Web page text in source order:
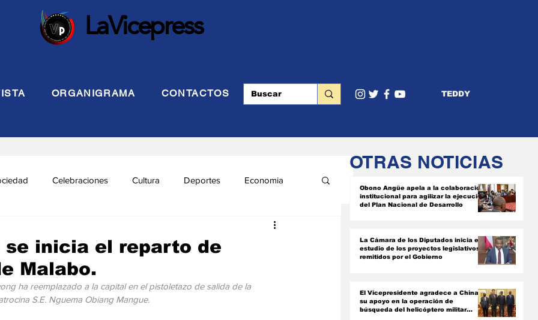
LaVicepress
ORGANIGRAMA CONTACTOS TEDDY
Celebraciones Cultura Deportes Economia
INTERIOR
Cumbres
se inicia el reparto de
Malabo.
ha reemplazado a la capital en el pistoletazo de salida de la
S.E. Nguema Obiang Mangue.
OTRAS NOTICIAS
Obono Angüe apela a la colaboración
institucional para agilizar la ejecución
del Plan Nacional de Desarrollo
La Cámara de los Diputados inicia el
estudio de los proyectos legislativos
remitidos por el Gobierno
El Vicepresidente agradece a China
su apoyo en la operación de
búsqueda del helicóptero militar